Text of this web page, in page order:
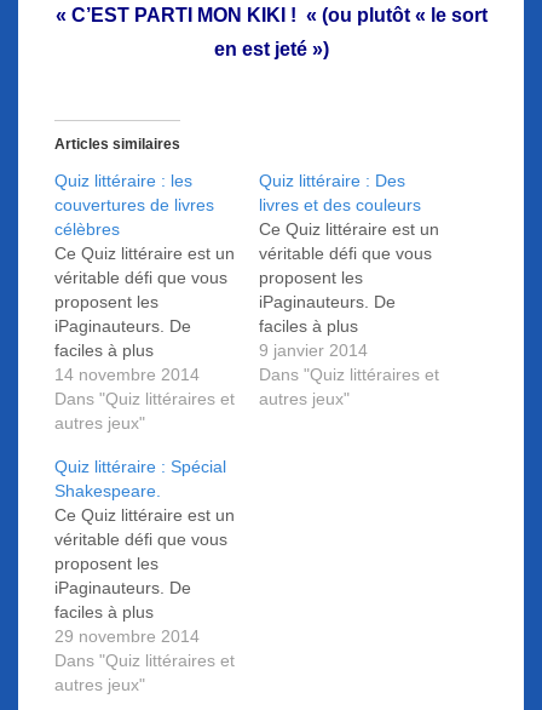
« C’EST PARTI MON KIKI ! « (ou plutôt « le sort
en est jeté »)
Articles similaires
Quiz littéraire : les
couvertures de livres
célèbres
Ce Quiz littéraire est un
véritable défi que vous
proposent les
iPaginauteurs. De
faciles à plus
complexes, 10
questions se
succèdent...
?
14 novembre 2014
Dans "Quiz littéraires et
autres jeux"
Quiz littéraire : Des
livres et des couleurs
Ce Quiz littéraire est un
véritable défi que vous
proposent les
iPaginauteurs. De
faciles à plus
complexes, 10
questions se
succèdent...
9 janvier 2014
Dans "Quiz littéraires et
autres jeux"
Quiz littéraire : Spécial
Shakespeare.
Ce Quiz littéraire est un
véritable défi que vous
proposent les
iPaginauteurs. De
faciles à plus
complexes, 10
questions se
succèdent...
29 novembre 2014
Dans "Quiz littéraires et
autres jeux"